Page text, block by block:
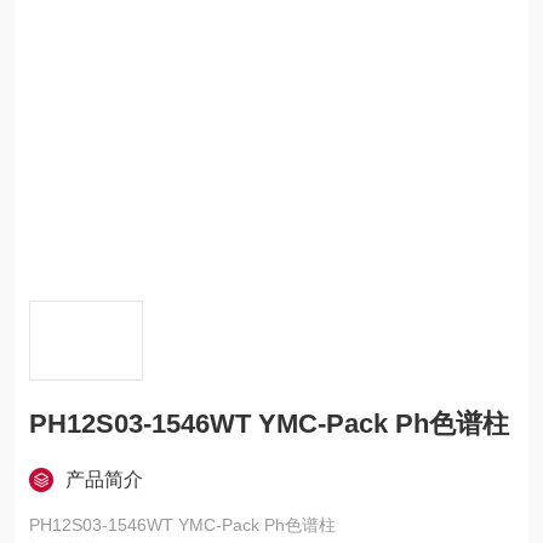
PH12S03-1546WT YMC-Pack Ph色谱柱
产品简介
PH12S03-1546WT YMC-Pack Ph色谱柱